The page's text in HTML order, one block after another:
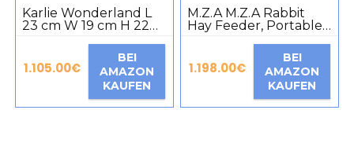
Karlie Wonderland L
23 cm W 19 cm H 22
1.105.00€
BEI
AMAZON
KAUFEN
M.Z.A M.Z.A Rabbit
Hay Feeder, Portable
Rabbit Cage, Hay
Rack, Nativity Holder
for Rabbits, Guinea
Pigs, Chinchilla,
Hamster, Small
1.198.00€
BEI
AMAZON
KAUFEN